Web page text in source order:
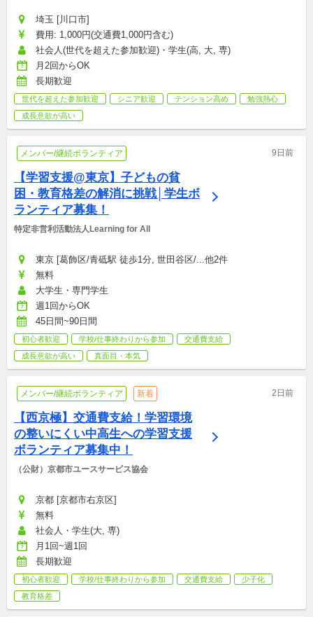
埼玉 [川口市]
費用: 1,000円(交通費1,000円含む)
社会人(世代を超えた参加歓迎)・学生(高, 大, 専)
月2回からOK
長期歓迎
世代を超えた参加歓迎 シニア歓迎 テンション高め
勉強熱心
成長意欲が高い
メンバー/継続ボランティア 9日前
【学習支援@東京】子どもの貧
困・教育格差の解消に挑戦│学生ボ
ランティア募集！
特定非営利活動法人Learning for All
東京 [葛飾区/青砥駅 徒歩1分, 世田谷区/...他2件
無料
大学生・専門学生
週1回からOK
45日間~90日間
初心者歓迎 学校/仕事終わりから参加
交通費支給
成長意欲が高い
真面目・本気
メンバー/継続ボランティア 新着 2日前
【西京極】交通費支給！学習環境
の整いにくい中高生への学習支援
ボランティア募集中！
（公財）京都市ユースサービス協会
京都 [京都市右京区]
無料
社会人・学生(大, 専)
月1回~週1回
長期歓迎
初心者歓迎 学校/仕事終わりから参加 交通費支給
少子化
教育格差